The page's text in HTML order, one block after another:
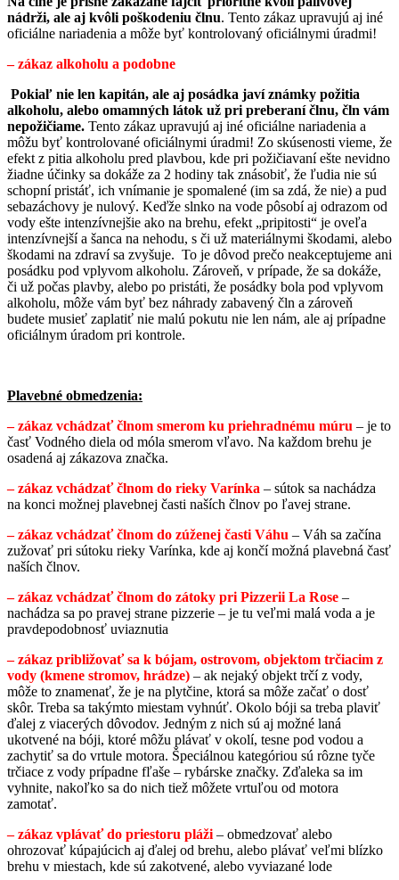
nádrži, ale aj kvôli poškodeniu člnu. Tento zákaz upravujú aj iné
oficiálne nariadenia a môže byť kontrolovaný oficiálnymi úradmi!
– zákaz alkoholu a podobne
Pokiaľ nie len kapitán, ale aj posádka javí známky požitia
alkoholu, alebo omamných látok už pri preberaní člnu, čln vám
nepožičiame. Tento zákaz upravujú aj iné oficiálne nariadenia a
môžu byť kontrolované oficiálnymi úradmi! Zo skúsenosti vieme, že
efekt z pitia alkoholu pred plavbou, kde pri požičiavaní ešte nevidno
žiadne účinky sa dokáže za 2 hodiny tak znásobiť, že ľudia nie sú
schopní pristáť, ich vnímanie je spomalené (im sa zdá, že nie) a pud
sebazáchovy je nulový. Keďže slnko na vode pôsobí aj odrazom od
vody ešte intenzívnejšie ako na brehu, efekt „pripitosti“ je oveľa
intenzívnejší a šanca na nehodu, s či už materiálnymi škodami, alebo
škodami na zdraví sa zvyšuje. To je dôvod prečo neakceptujeme ani
posádku pod vplyvom alkoholu. Zároveň, v prípade, že sa dokáže,
či už počas plavby, alebo po pristáti, že posádky bola pod vplyvom
alkoholu, môže vám byť bez náhrady zabavený čln a zároveň
budete musieť zaplatiť nie malú pokutu nie len nám, ale aj prípadne
oficiálnym úradom pri kontrole.
Plavebné obmedzenia:
–zákaz vchádzať člnom smerom ku priehradnému múru – je to
časť Vodného diela od móla smerom vľavo. Na každom brehu je
osadená aj zákazova značka.
– zákaz vchádzať člnom do rieky Varínka – sútok sa nachádza
na konci možnej plavebnej časti naších člnov po ľavej strane.
–zákaz vchádzať člnom do zúženej časti Váhu – Váh sa začína
zužovať pri sútoku rieky Varínka, kde aj končí možná plavebná časť
naších člnov.
– zákaz vchádzať člnom do zátoky pri Pizzerii La Rose –
nachádza sa po pravej strane pizzerie – je tu veľmi malá voda a je
pravdepodobnosť uviaznutia
– zákaz približovať sa k bójam, ostrovom, objektom trčiacim z
vody (kmene stromov, hrádze) – ak nejaký objekt trčí z vody,
môže to znamenať, že je na plytčine, ktorá sa môže začať o dosť
skôr. Treba sa takýmto miestam vyhnúť. Okolo bóji sa treba plaviť
ďalej z viacerých dôvodov. Jedným z nich sú aj možné laná
ukotvené na bóji, ktoré môžu plávať v okolí, tesne pod vodou a
zachytiť sa do vrtule motora. Špeciálnou kategóriou sú rôzne tyče
trčiace z vody prípadne fľaše – rybárske značky. Zďaleka sa im
vyhnite, nakoľko sa do nich tiež môžete vrtuľou od motora
zamotať.
– zákaz vplávať do priestoru pláži – obmedzovať alebo
ohrozovať kúpajúcich aj ďalej od brehu, alebo plávať veľmi blízko
brehu v miestach, kde sú zakotvené, alebo vyviazané lode